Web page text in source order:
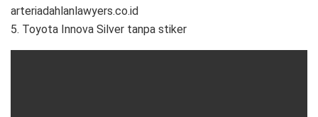
arteriadahlanlawyers.co.id
5. Toyota Innova Silver tanpa stiker